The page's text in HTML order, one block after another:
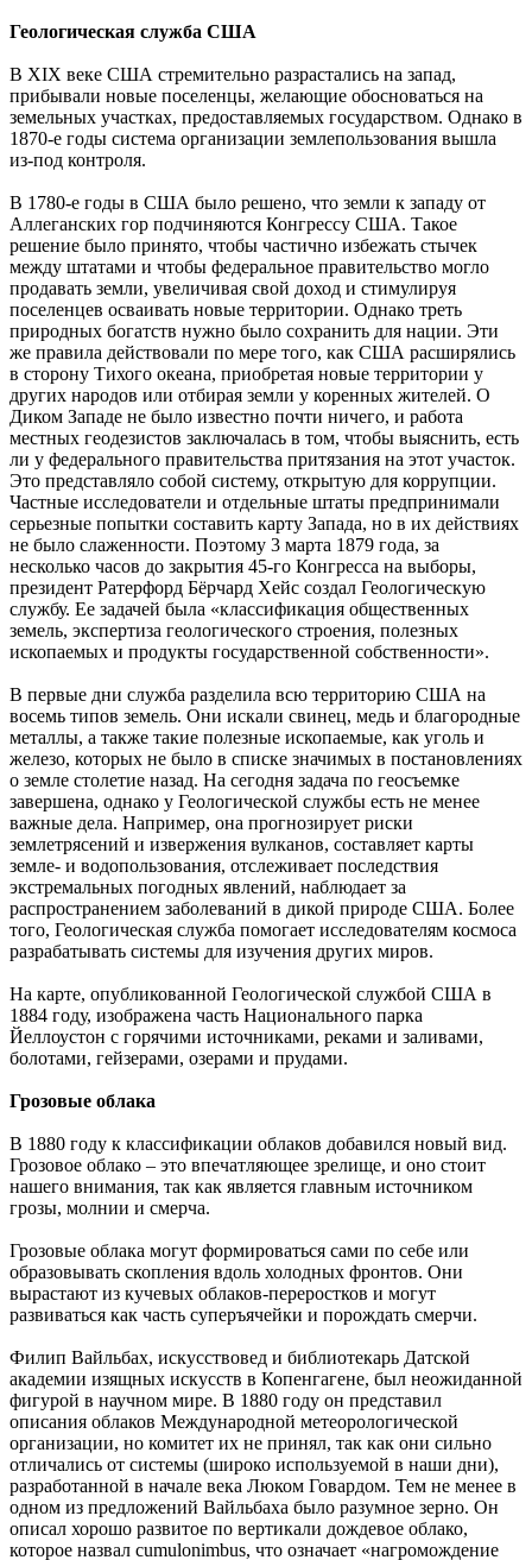
Геологическая служба США
В XIX веке США стремительно разрастались на запад,
прибывали новые поселенцы, желающие обосноваться на
земельных участках, предоставляемых государством. Однако в
1870-е годы система организации землепользования вышла
из-под контроля.
В 1780-е годы в США было решено, что земли к западу от
Аллеганских гор подчиняются Конгрессу США. Такое
решение было принято, чтобы частично избежать стычек
между штатами и чтобы федеральное правительство могло
продавать земли, увеличивая свой доход и стимулируя
поселенцев осваивать новые территории. Однако треть
природных богатств нужно было сохранить для нации. Эти
же правила действовали по мере того, как США расширялись
в сторону Тихого океана, приобретая новые территории у
других народов или отбирая земли у коренных жителей. О
Диком Западе не было известно почти ничего, и работа
местных геодезистов заключалась в том, чтобы выяснить, есть
ли у федерального правительства притязания на этот участок.
Это представляло собой систему, открытую для коррупции.
Частные исследователи и отдельные штаты предпринимали
серьезные попытки составить карту Запада, но в их действиях
не было слаженности. Поэтому 3 марта 1879 года, за
несколько часов до закрытия 45-го Конгресса на выборы,
президент Ратерфорд Бёрчард Хейс создал Геологическую
службу. Ее задачей была «классификация общественных
земель, экспертиза геологического строения, полезных
ископаемых и продукты государственной собственности».
В первые дни служба разделила всю территорию США на
восемь типов земель. Они искали свинец, медь и благородные
металлы, а также такие полезные ископаемые, как уголь и
железо, которых не было в списке значимых в постановлениях
о земле столетие назад. На сегодня задача по геосъемке
завершена, однако у Геологической службы есть не менее
важные дела. Например, она прогнозирует риски
землетрясений и извержения вулканов, составляет карты
земле- и водопользования, отслеживает последствия
экстремальных погодных явлений, наблюдает за
распространением заболеваний в дикой природе США. Более
того, Геологическая служба помогает исследователям космоса
разрабатывать системы для изучения других миров.
На карте, опубликованной Геологической службой США в
1884 году, изображена часть Национального парка
Йеллоустон с горячими источниками, реками и заливами,
болотами, гейзерами, озерами и прудами.
Грозовые облака
В 1880 году к классификации облаков добавился новый вид.
Грозовое облако – это впечатляющее зрелище, и оно стоит
нашего внимания, так как является главным источником
грозы, молнии и смерча.
Грозовые облака могут формироваться сами по себе или
образовывать скопления вдоль холодных фронтов. Они
вырастают из кучевых облаков-переростков и могут
развиваться как часть суперъячейки и порождать смерчи.
Филип Вайльбах, искусствовед и библиотекарь Датской
академии изящных искусств в Копенгагене, был неожиданной
фигурой в научном мире. В 1880 году он представил
описания облаков Международной метеорологической
организации, но комитет их не принял, так как они сильно
отличались от системы (широко используемой в наши дни),
разработанной в начале века Люком Говардом. Тем не менее в
одном из предложений Вайльбаха было разумное зерно. Он
описал хорошо развитое по вертикали дождевое облако,
которое назвал cumulonimbus, что означает «нагромождение